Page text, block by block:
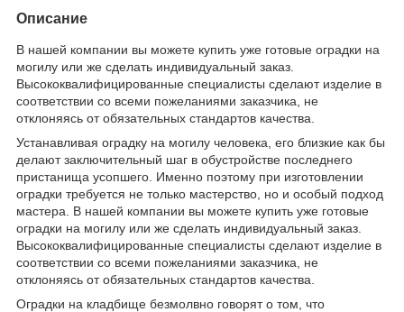
Описание
В нашей компании вы можете купить уже готовые оградки на
могилу или же сделать индивидуальный заказ.
Высококвалифицированные специалисты сделают изделие в
соответствии со всеми пожеланиями заказчика, не
отклоняясь от обязательных стандартов качества.
Устанавливая оградку на могилу человека, его близкие как бы
делают заключительный шаг в обустройстве последнего
пристанища усопшего. Именно поэтому при изготовлении
оградки требуется не только мастерство, но и особый подход
мастера. В нашей компании вы можете купить уже готовые
оградки на могилу или же сделать индивидуальный заказ.
Высококвалифицированные специалисты сделают изделие в
соответствии со всеми пожеланиями заказчика, не
отклоняясь от обязательных стандартов качества.
Оградки на кладбище безмолвно говорят о том, что